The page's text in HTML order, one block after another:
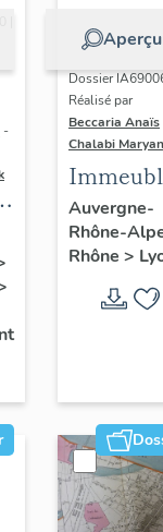
-
Aperçu
Dossier
Réalisé par
Beccaria Anaïs
Chalabi
des
Trente
rive
Auvergne-
Rhône-
Rhône >